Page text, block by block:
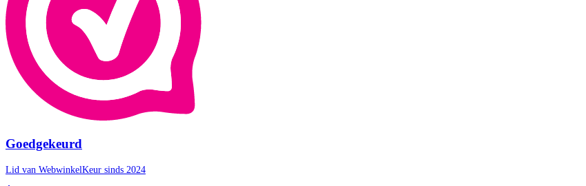
Goedgekeurd
Lid van WebwinkelKeur sinds 2024